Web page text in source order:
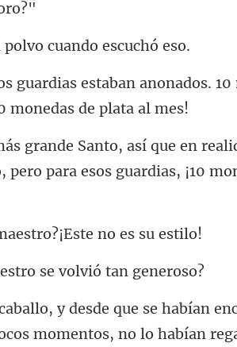
polvo c
aban anonados.
pero para e
se vo
an
mo